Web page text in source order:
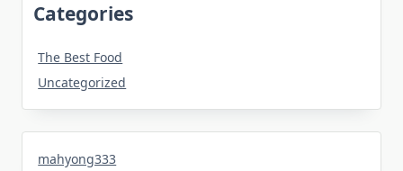
Categories
The Best Food
Uncategorized
mahyong333